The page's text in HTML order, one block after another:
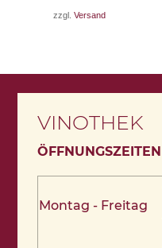
zzgl.Versand
VINOTHEK
ÖFFNUNGSZEITEN
Montag - Freitag